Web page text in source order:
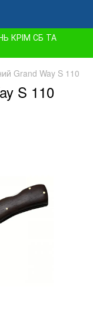
КРІМ СБ ТА
Grand Way S 110
S 110